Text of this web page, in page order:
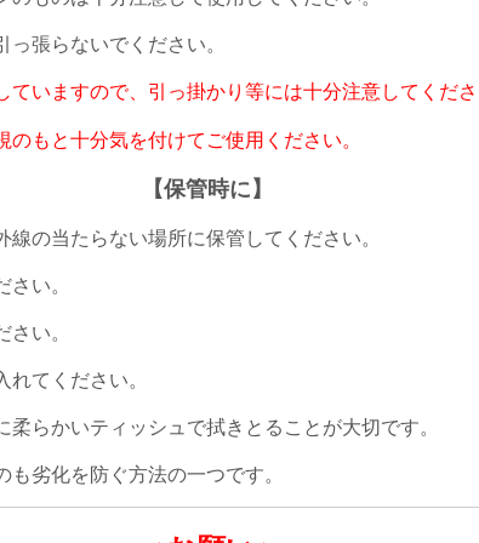
張らないでください。
いますので、引っ掛かり等には十分注意してくだ
もと十分気を付けてご使用ください。
【保管時に】
の当たらない場所に保管してください。
い。
い。
てください。
らかいティッシュで拭きとることが大切です。
劣化を防ぐ方法の一つです。